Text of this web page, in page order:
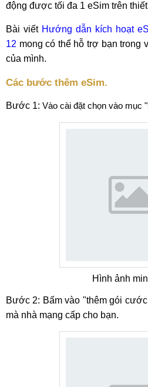
động được tối đa 1 eSim trên
Bài viết Hướng dẫn kích hoạt
12 mong có thể hỗ trợ bạn trong
của mình.
Các bước thêm eSim.
Bước 1: Vào cài đặt chọn vào mục
Hình ảnh
Bước 2: Bấm vào "thêm gói
mà nhà mạng cấp cho bạn.